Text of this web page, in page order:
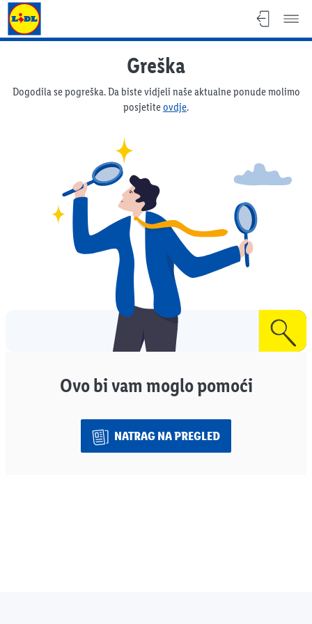
Lidl katalog
Greška
Dogodila se pogreška. Da biste vidjeli naše aktualne ponude molimo
posjetiteovdje.
Ovo bi vam moglo pomoći
NATRAG NA PREGLED